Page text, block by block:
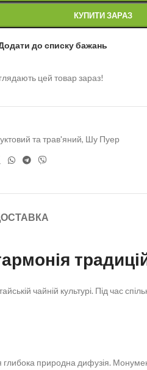
КУПИТИ ЗАРАЗ
до списку бажань
цей товар зараз!
та трав'яний, Шу Пуер
чайній культурі. Під час
глибока природна дифузія.